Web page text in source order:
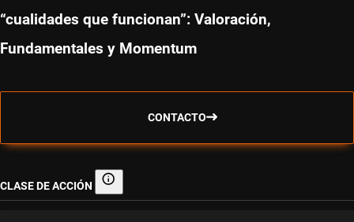
“cualidades que funcionan”: Valoración,
Fundamentales y Momentum
CONTACTO
CLASE DE ACCIÓN Clase de acción